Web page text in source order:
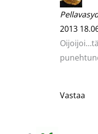
2013
Vastaa